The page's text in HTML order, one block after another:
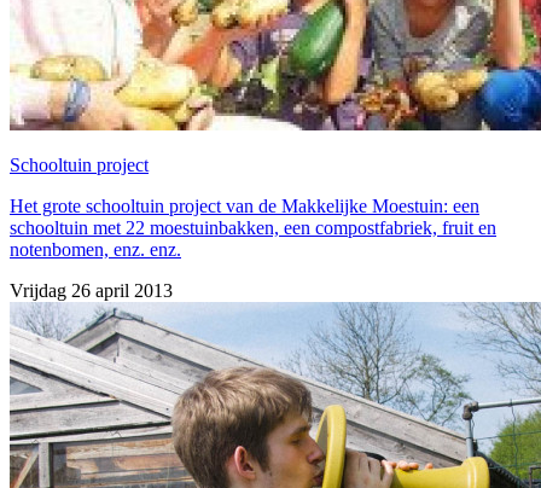
Schooltuin project
Het grote schooltuin project van de Makkelijke Moestuin: een
schooltuin met 22 moestuinbakken, een compostfabriek, fruit en
notenbomen, enz. enz.
Vrijdag 26 april 2013